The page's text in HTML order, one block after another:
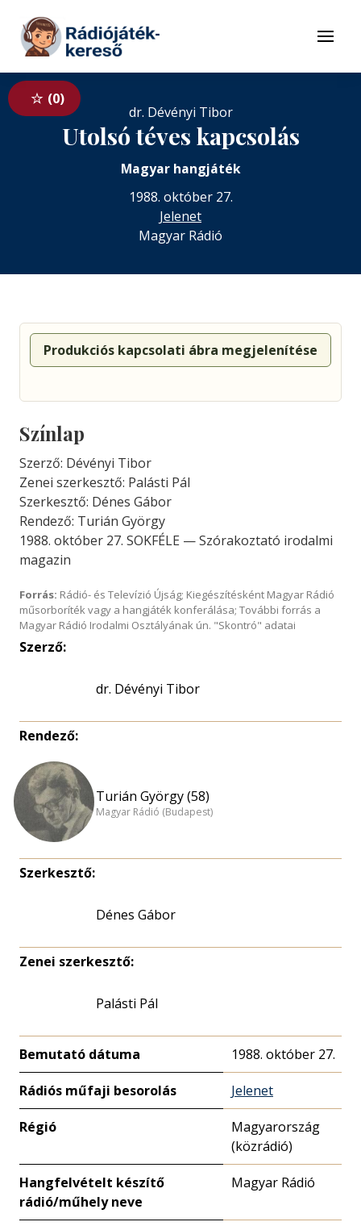
Tovább a tartalomhoz
Menü
0
dr. Dévényi Tibor
Utolsó téves kapcsolás
Magyar hangjáték
1988. október 27.
Jelenet
Magyar Rádió
Produkciós kapcsolati ábra megjelenítése
Színlap
Szerző: Dévényi Tibor
Zenei szerkesztő: Palásti Pál
Szerkesztő: Dénes Gábor
Rendező: Turián György
1988. október 27. SOKFÉLE — Szórakoztató irodalmi
magazin
Forrás: Rádió- és Televízió Újság; Kiegészítésként Magyar Rádió
műsorboríték vagy a hangjáték konferálása; További forrás a
Magyar Rádió Irodalmi Osztályának ún. "Skontró" adatai
Szerző:
dr. Dévényi Tibor
Rendező:
Turián György (58)
Magyar Rádió (Budapest)
Szerkesztő:
Dénes Gábor
Zenei szerkesztő:
Palásti Pál
Bemutató dátuma 1988. október 27.
Rádiós műfaji besorolás Jelenet
Régió
Magyarország
(közrádió)
Hangfelvételt készítő
rádió/műhely neve
Magyar Rádió